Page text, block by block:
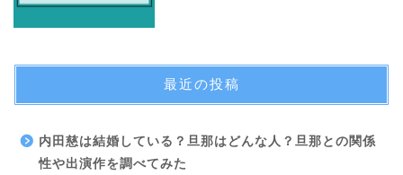
最近の投稿
内田慈は結婚している？旦那はどんな人？旦那との関係
性や出演作を調べてみた